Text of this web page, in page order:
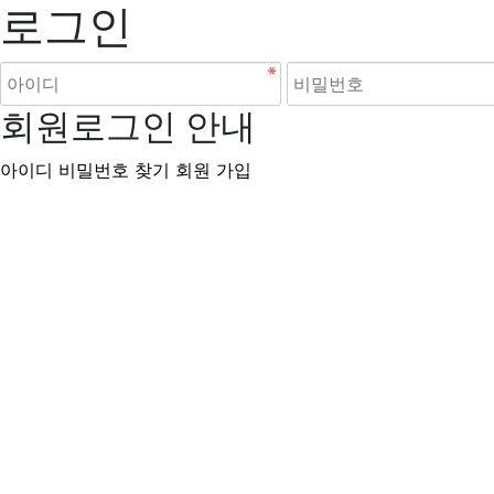
로그인
회원로그인 안내
아이디 비밀번호 찾기 회원 가입